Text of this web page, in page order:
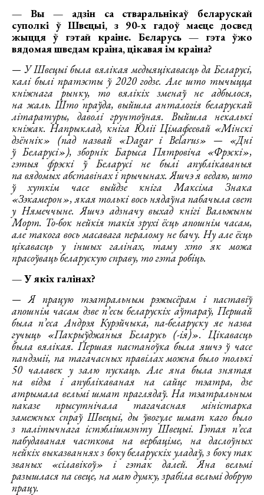
— Вы — адзін са стваральнікаў беларускай
суполкі ў Швецыі, з 90-х гадоў маеце досвед
жыцця ў гэтай краіне. Беларусь — гэта ўжо
вядомая шведам краіна, цікавая ім краіна?
— У Швецыі была вялікая медыяцікавасць да Беларусі,
калі былі пратэсты ў 2020 годзе. Але што тычыцца
кніжнага рынку, то вялікіх зменаў не адбылося,
на жаль. Што праўда, выйшла анталогія беларускай
літаратуры, даволі грунтоўная. Выйшла некалькі
кніжак. Напрыклад, кніга Юліі Цімафеевай «Мінскі
дзённік» (пад назвай «Dagar i Belarus» — «Дні
ў Беларусі»), зборнік Барыса Пятровіча «Фрэскі»,
гэтыя фрэскі ў Беларусі не былі апублікаваныя
па вядомых абставінах і прычынах. Яшчэ я ведаю, што
ў хуткім часе выйдзе кніга Максіма Знака
«Зэкамерон», якая толькі вось нядаўна пабачыла свет
у Нямеччыне. Яшчэ адзначу выхад кнігі Вальжыны
Морт. То-бок нейкія такія зрухі ёсць апошнім часам,
але такога вось масавага пералому не бачу. Ну але ёсць
цікавасць у іншых галінах, таму хто як можа
прасоўваць беларускую справу, то гэта робіць.
— У якіх галінах?
— Я працую тэатральным рэжысёрам і паставіў
апошнім часам дзве п’есы беларускіх аўтараў, Першай
была п’еса Андрэя Курэйчыка, па-беларуску яе назва
гучыць «Пакрыўджаныя Беларусь (-ія)». Цікавасць
была вялікая. Першая пастаноўка была яшчэ ў часе
пандэміі, па тагачасных правілах можна было толькі
50 чалавек у залю пускаць. Але яна была знятая
на відэа і апублікаваная на сайце тэатра, дзе
атрымала вельмі шмат праглядаў. На тэатральным
паказе прысутнічала тагачасная міністарка
замежных спраў Швецыі, ды ўвогуле шмат каго было
з палітычнага істэблішмэнту Швецыі. Гэтая п’еса
пабудаваная часткова на вербаціме, на даслоўных
нейкіх выказваннях з боку беларускіх уладаў, з боку так
званых «сілавікоў» і гэтак далей. Яна вельмі
разышлася па свеце, на маю думку, зрабіла вельмі добрую
працу.